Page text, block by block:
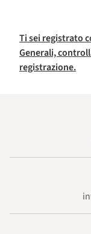
Ti sei registrato
Generali,
registrazione.